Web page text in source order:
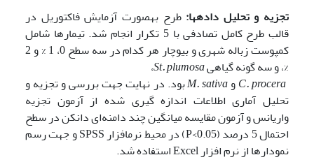
تجزیه و تحلیل داده­ها:طرح به­صورت آزمایش فاکتوریل در
قالب طرح کامل تصادفی با 5 تکرار انجام شد. تیمارها شامل
کمپوست زباله شهری و بیوچار هر کدام در سه سطح 0، 1 % و 2
%، و سه گونه گیاهیSt. plumosa،
C. proceraوM. sativaبود. در نهایت جهت بررسی و تجزیه و
تحلیل آماری اطلاعات اندازه گیری شده از آزمون تجزیه
واریانس و آزمون مقایسه میانگین چند دامنه‌ای دانکن در سطح
احتمال 5 درصد (P<0.05) در محیط نرم­افزار SPSS و جهت رسم
نمودارها از نرم افزار Excel استفاده شد.